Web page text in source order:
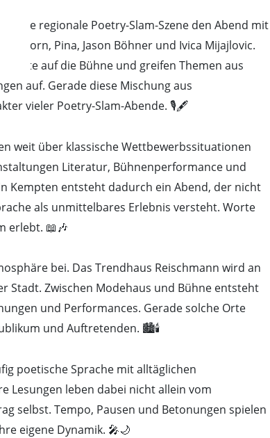
die regionale Poetry-Slam-Szene den Abend mit
Horn, Pina, Jason Böhner und Ivica Mijajlovic.
auf die Bühne und greifen Themen aus
auf. Gerade diese Mischung aus
vieler Poetry-Slam-Abende. 🎙️🖋️
weit über klassische Wettbewerbssituationen
Literatur, Bühnenperformance und
Kempten entsteht dadurch ein Abend, der nicht
als unmittelbares Erlebnis versteht. Worte
erlebt. 📖🎶
bei. Das Trendhaus Reischmann wird an
Stadt. Zwischen Modehaus und Bühne entsteht
und Performances. Gerade solche Orte
und Auftretenden. 🏙️🕯️
poetische Sprache mit alltäglichen
Lesungen leben dabei nicht allein vom
selbst. Tempo, Pausen und Betonungen spielen
eigene Dynamik. 🎤🌙